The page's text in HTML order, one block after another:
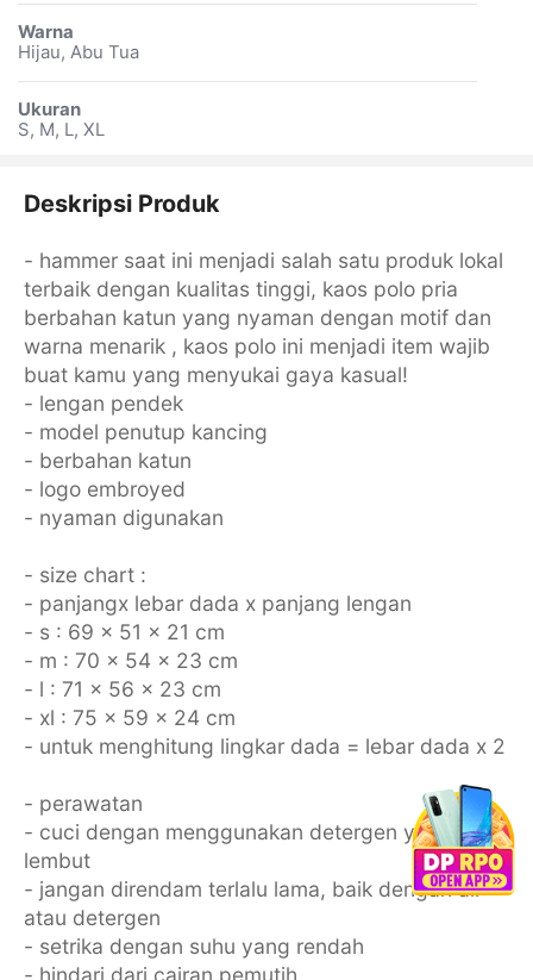
Warna
Hijau, Abu Tua
Ukuran
S, M, L, XL
Deskripsi Produk
- hammer saat ini menjadi salah satu produk lokal
terbaik dengan kualitas tinggi, kaos polo pria
berbahan katun yang nyaman dengan motif dan
warna menarik , kaos polo ini menjadi item wajib
buat kamu yang menyukai gaya kasual!
- lengan pendek
- model penutup kancing
- berbahan katun
- logo embroyed
- nyaman digunakan
- size chart :
- panjangx lebar dada x panjang lengan
- s : 69 x 51 x 21 cm
- m : 70 x 54 x 23 cm
- l : 71 x 56 x 23 cm
- xl : 75 x 59 x 24 cm
- untuk menghitung lingkar dada = lebar dada x 2
- perawatan
- cuci dengan menggunakan detergen yang
lembut
- jangan direndam terlalu lama, baik dengan air
atau detergen
- setrika dengan suhu yang rendah